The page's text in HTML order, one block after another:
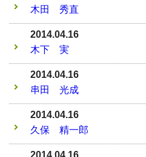
木田 秀直
2014.04.16
木下 実
2014.04.16
串田 光成
2014.04.16
久保 精一郎
2014.04.16